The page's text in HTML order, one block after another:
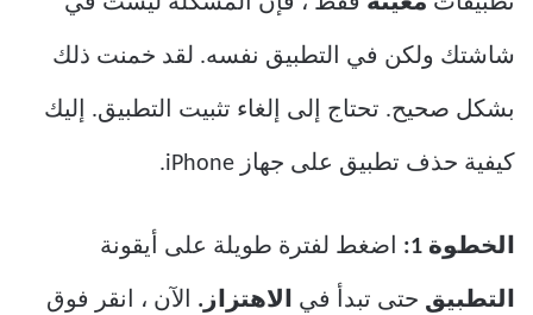
شاشتك ولكن في التطبيق نفسه. لقد خمنت ذلك
بشكل صحيح. تحتاج إلى إلغاء تثبيت التطبيق. إليك
كيفية حذف تطبيق على جهاز iPhone.
الخطوة 1: اضغط لفترة طويلة على أيقونة
التطبيق حتى تبدأ في الاهتزاز. الآن ، انقر فوق